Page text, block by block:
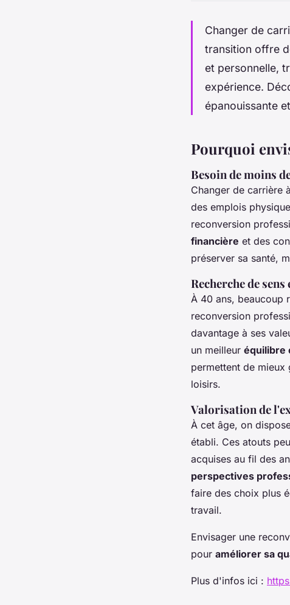
Changer de
transition offre
et personnelle,
expérience.
épanouissante
Pourquoi
Besoin de moins
Changer de carrière
des emplois
reconversion
financière et des
préserver sa santé,
Recherche de
À 40 ans, beaucoup
reconversion
davantage à ses
un meilleur équilibre
permettent de mieux
loisirs.
Valorisation de
À cet âge, on
établi. Ces atouts
acquises au fil des
perspectives
faire des choix plus
travail.
Envisager une
pour améliorer sa
Plus d'infos ici :